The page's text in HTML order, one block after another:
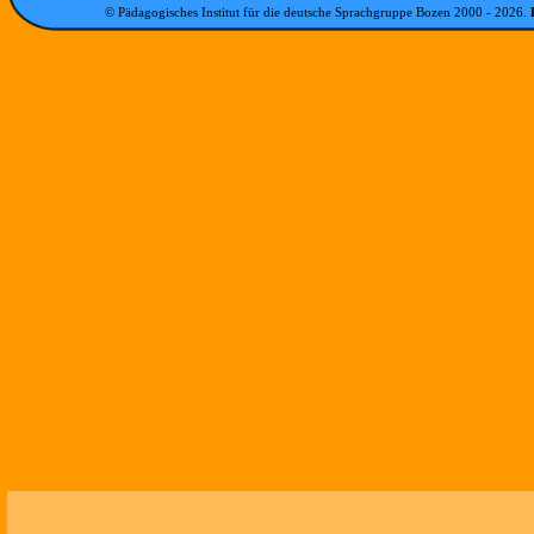
© Pädagogisches Institut für die deutsche Sprachgruppe Bozen 2000 - 2026